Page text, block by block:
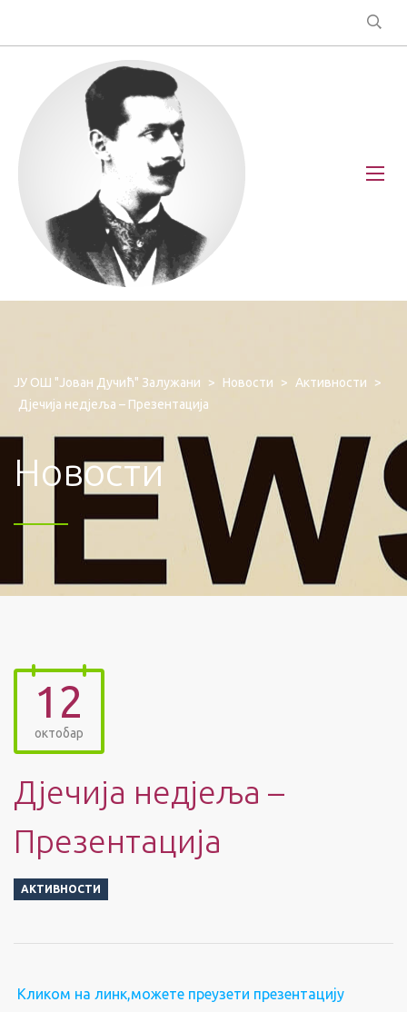
ЈУ ОШ "Јован Дучић" Залужани > Новости > Активности
>
Дјечија недјеља – Презентација
Новости
12
октобар
Дјечија недјеља –
Презентација
АКТИВНОСТИ
Кликом на линк,можете преузети презентацију